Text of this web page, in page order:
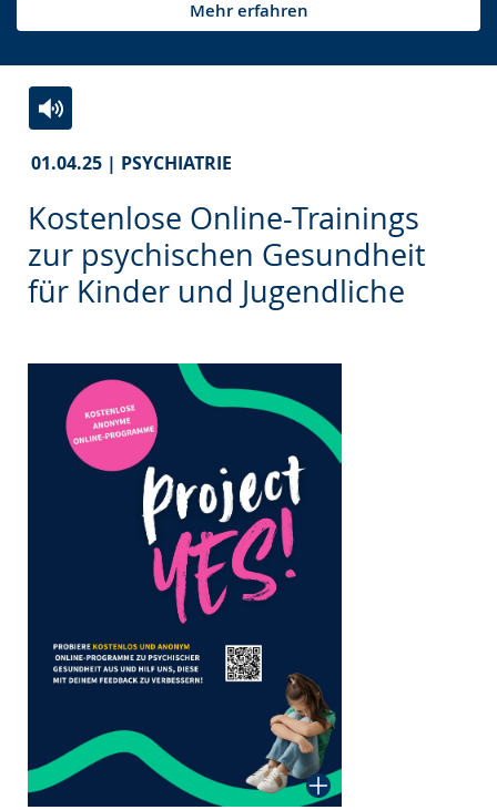
Mehr erfahren
01.04.25 | PSYCHIATRIE
Kostenlose Online-Trainings
zur psychischen Gesundheit
für Kinder und Jugendliche
Leichten
Sprache
Audio-
Unterstützung.
Video
in
Gebärdensprache
wird